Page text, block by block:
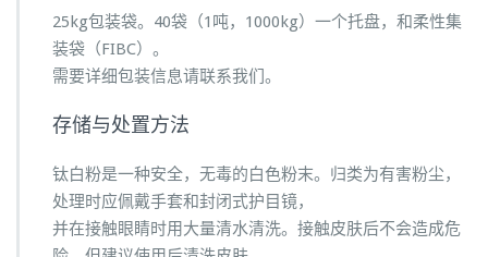
25kg包装袋。40袋（1吨，1000kg）一个托盘，和柔性集
装袋（FIBC）。
需要详细包装信息请联系我们。
存储与处置方法
钛白粉是一种安全，无毒的白色粉末。归类为有害粉尘，
处理时应佩戴手套和封闭式护目镜，
并在接触眼睛时用大量清水清洗。接触皮肤后不会造成危